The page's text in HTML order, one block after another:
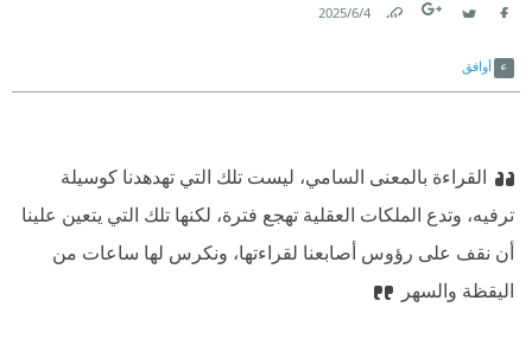
4‏/6‏/2025
أوافق
القراءة بالمعنى السامي، ليست تلك التي تهدهدنا كوسيلة
ترفيه، وتدع الملكات العقلية تهجع فترة، لكنها تلك التي يتعين علينا
أن نقف على رؤوس أصابعنا لقراءتها، ونكرس لها ساعات من
اليقظة والسهر